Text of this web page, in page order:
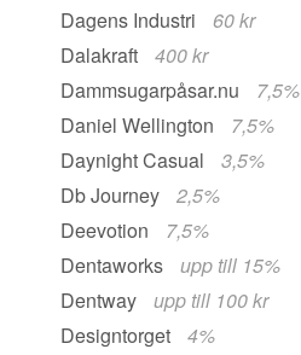
Dagens Industri
60 kr
Dalakraft
400 kr
Dammsugarpåsar.nu
7,5%
Daniel Wellington
7,5%
Daynight Casual
3,5%
Db Journey
2,5%
Deevotion
7,5%
Dentaworks
upp till 15%
Dentway
upp till 100 kr
Designtorget
4%